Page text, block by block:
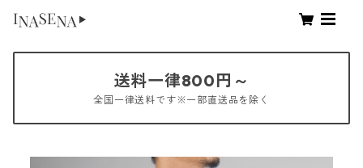
送料一律800円～
全国一律送料です※一部直送品を除く